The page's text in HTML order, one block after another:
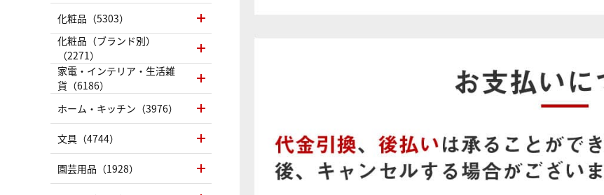
化粧品（5303）
化粧品（ブランド別）
（2271）
家電・インテリア・生活雑
貨（6186）
ホーム・キッチン（3976）
文具（4744）
園芸用品（1928）